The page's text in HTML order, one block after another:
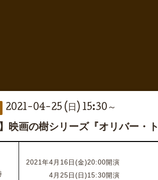
2021-04-25 (日) 15:30～
】映画の樹シリーズ『オリバー・
2021年4月16日(金)20:00開演
4月25日(日)15:30開演